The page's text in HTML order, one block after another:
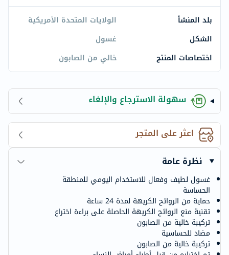
بلد المنشأ
الولايات المتحدة الأمريكية
الشكل
غسول
اختصاصات المنتج
خالي من الصابون
سهولة الاسترجاع والإلغاء
اعثر على المتجر
نظرة عامة
غسول لطيف وفعال للاستخدام اليومي للمنطقة
الحساسة
حماية من الروائح الكريهة لمدة 24 ساعة
تقنية منع الروائح الكريهة الحاصلة على براءة اختراع
تركيبة خالية من الصابون
مضاد للحساسية
تركيبة خالية من الصابون